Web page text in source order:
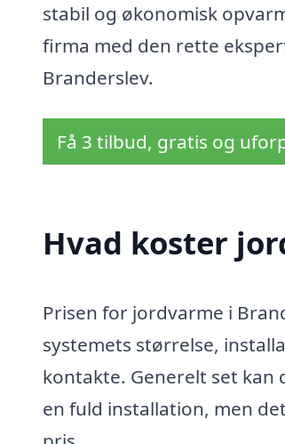
stabil og økonomisk
firma med den rette
Branderslev.
Få 3 tilbud, gratis og
Hvad koster
Prisen for jordvarme i
systemets størrelse,
kontakte. Generelt set kan
en fuld installation, men